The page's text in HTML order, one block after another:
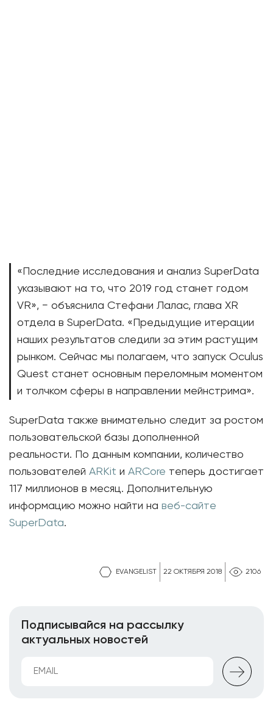
EVANGELIST 22 ОКТЯБРЯ 2018 2106
«Последние исследования и анализ SuperData
указывают на то, что 2019 год станет годом
VR», − объяснила Стефани Лалас, глава XR
отдела в SuperData. «Предыдущие итерации
наших результатов следили за этим растущим
рынком. Сейчас мы полагаем, что запуск Oculus
Quest станет основным переломным моментом
и толчком сферы в направлении мейнстрима».
SuperData также внимательно следит за ростом
пользовательской базы дополненной
реальности. По данным компании, количество
пользователей ARKit и ARCore теперь достигает
117 миллионов в месяц. Дополнительную
информацию можно найти на веб-сайте
SuperData.
Подписывайся на рассылку
актуальных новостей